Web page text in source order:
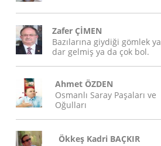
Zafer ÇİMEN
Bazılarına giydiği gömlek ya
dar gelmiş ya da çok bol.
Ahmet ÖZDEN
Osmanlı Saray Paşaları ve
Oğulları
Ökkeş Kadri BAÇKIR